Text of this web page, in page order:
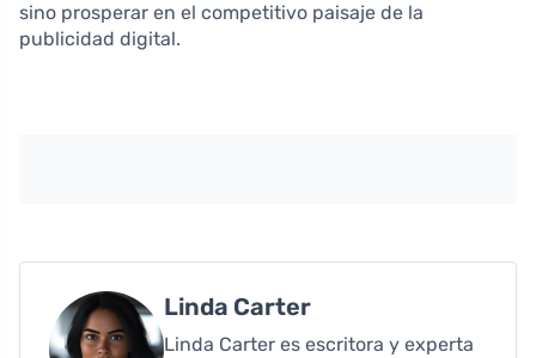
sino prosperar en el competitivo paisaje de la
publicidad digital.
Linda Carter
Linda Carter es escritora y experta